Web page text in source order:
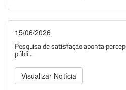
15/06/2026
Pesquisa de satisfação aponta
públi...
Visualizar Notícia